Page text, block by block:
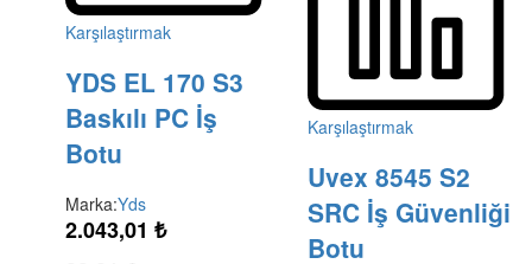
Karşılaştırmak
YDS EL 170 S3
Baskılı PC İş
Botu
Marka:Yds
2.043,01 ₺
Karşılaştırmak
Uvex 8545 S2
SRC İş Güvenliği
Botu